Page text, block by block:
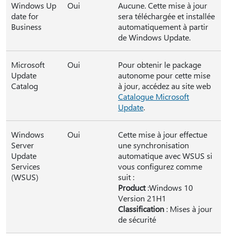
Windows Up
date for
Business
Oui
Aucune. Cette mise à jour
sera téléchargée et installée
automatiquement à partir
de Windows Update.
Microsoft
Update
Catalog
Oui
Pour obtenir le package
autonome pour cette mise
à jour, accédez au site web
Catalogue Microsoft
Update.
Windows
Server
Update
Services
(WSUS)
Oui
Cette mise à jour effectue
une synchronisation
automatique avec WSUS si
vous configurez comme
suit :
Product:Windows 10
Version 21H1
Classification : Mises à jour
de sécurité